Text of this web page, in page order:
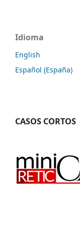
Idioma
English
Español (España)
CASOS CORTOS